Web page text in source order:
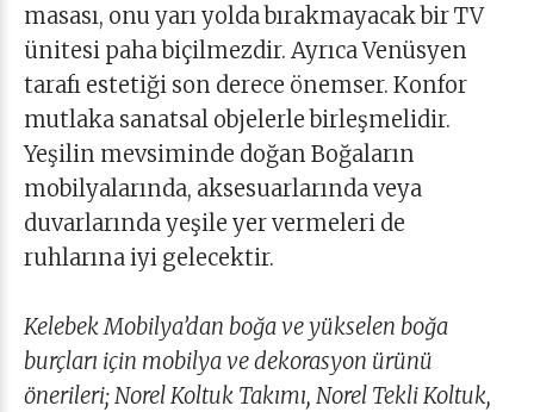
masası, onu yarı yolda bırakmayacak bir TV
ünitesi paha biçilmezdir. Ayrıca Venüsyen
tarafı estetiği son derece önemser. Konfor
mutlaka sanatsal objelerle birleşmelidir.
Yeşilin mevsiminde doğan Boğaların
mobilyalarında, aksesuarlarında veya
duvarlarında yeşile yer vermeleri de
ruhlarına iyi gelecektir.
Kelebek Mobilya’dan boğa ve yükselen boğa
burçları için mobilya ve dekorasyon ürünü
önerileri; Norel Koltuk Takımı, Norel Tekli Koltuk,